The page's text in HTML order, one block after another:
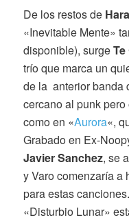
De los restos de
«Inevitable Mente»
disponible), surge
trío que marca un
de la anterior banda
cercano al punk
como en «Aurora«,
Grabado en Ex-
JavierSanchez, se
y Varo comenzaría a
para estas
«Disturbio Lunar»